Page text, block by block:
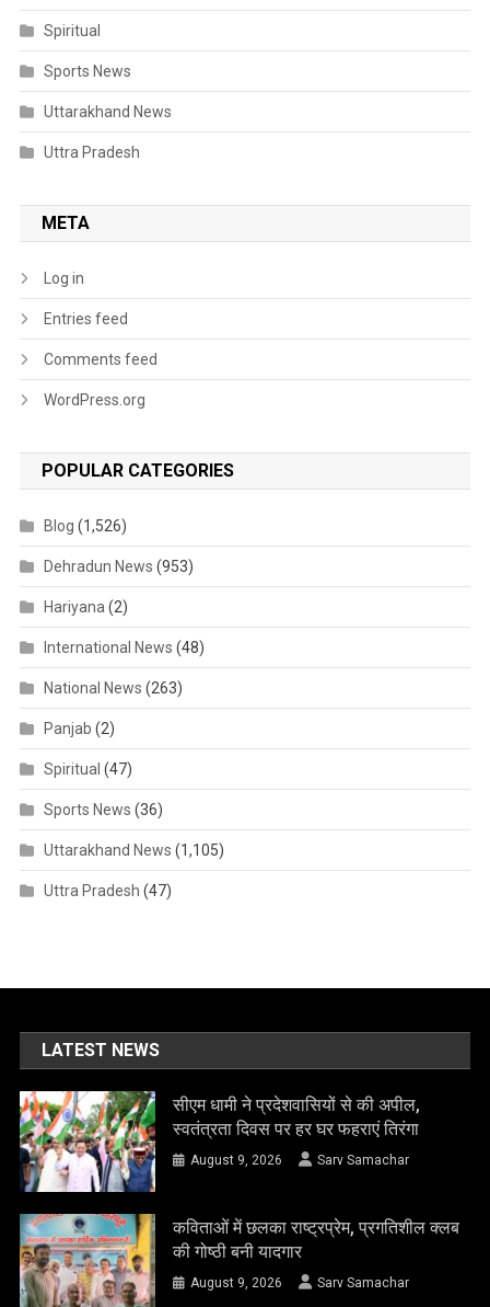
Spiritual
Sports News
Uttarakhand News
Uttra Pradesh
META
Log in
Entries feed
Comments feed
WordPress.org
POPULAR CATEGORIES
Blog (1,526)
Dehradun News (953)
Hariyana (2)
International News (48)
National News (263)
Panjab (2)
Spiritual (47)
Sports News (36)
Uttarakhand News (1,105)
Uttra Pradesh (47)
LATEST NEWS
सीएम धामी ने प्रदेशवासियों से की अपील,
स्वतंत्रता दिवस पर हर घर फहराएं तिरंगा
August 9, 2026 Sarv Samachar
कविताओं में छलका राष्ट्रप्रेम, प्रगतिशील क्लब
की गोष्ठी बनी यादगार
August 9, 2026 Sarv Samachar